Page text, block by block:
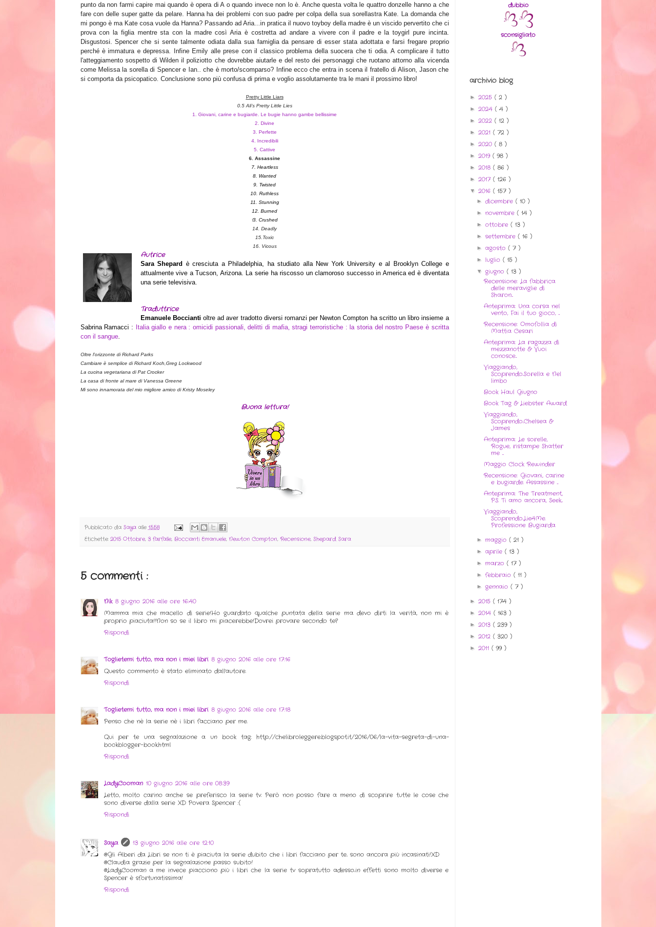
punto da non farmi capire mai quando è opera di A o quando invece non lo è. Anche questa volta le quattro donzelle hanno a che
fare con delle super gatte da pelare. Hanna ha dei problemi con suo padre per colpa della sua sorellastra Kate. La domanda che
mi pongo è ma Kate cosa vuole da Hanna? Passando ad Aria...in pratica il nuovo toyboy della madre è un viscido pervertito che ci
prova con
la figlia mentre sta con la madre così Ariaè costretta ad andare a vivere con il padre e la toygirl pure incinta.
Disgustosi. Spencer che si sente talmente odiata dalla sua famiglia da pensare di esser stataadottata e farsi fregare proprio
perché è immatura e depressa. Infine Emily alle prese con il classico problema della suocera che ti odia. A complicare il tutto
l'atteggiamento sospetto di Wilden il poliziotto che dovrebbe aiutarle e del resto dei personaggi che ruotano attorno alla vicenda
come Melissa la sorella di Spencer e Ian.. che è morto/scomparso? Infine ecco che entra in scena il fratello di Alison, Jason che
si comporta dapsicopatico. Conclusione sono più confusa di prima e voglio assolutamente tra le mani il prossimo libro!
Pretty Little Liars
0.5 Ali's Pretty Little Lies
1. Giovani, carine e bugiarde. Le bugie hanno gambe bellissime
2. Divine
3. Perfette
4. Incredibili
5. Cattive
6. Assassine
7. Heartless
8. Wanted
9. Twisted
10. Ruthless
11. Stunning
12. Burned
13. Crushed
14. Deadly
15.Toxic
16. Vicous
Autrice
Sara Shepard è cresciuta a Philadelphia, ha studiato alla New York University e al Brooklyn College e
attualmente vive a Tucson, Arizona. La serie ha riscosso un clamoroso successo in America ed è diventata
una serie televisiva.
Traduttrice
Emanuele Boccianti oltre ad aver tradotto diversi romanzi per Newton Compton ha scritto un libro insieme a
Sabrina Ramacci :
Italia giallo e nera : omicidi passionali, delitti di mafia, stragi terroristiche : la storia del nostro Paese è scritta
con il sangue.
Oltre l'orizzonte di Richard Parks
Cambiare è semplice di Richard Koch,Greg Lockwood
La cucina vegetariana di Pat Crocker
La casa di fronte al mare di Vanessa Greene
Mi sono innamorata del mio migliore amico di Kristy Moseley
Buona lettura!
Pubblicato da Saya alle 15:58
Etichette: 2015 Ottobre, 3 farfalle, Boccianti Emanuele, Newton Compton, Recensione, Shepard Sara
5 commenti :
Nik 8 giugno 2016 alle ore 16:40
Mamma mia che macello di serie!Ho guardato qualche puntata della serie ma devo dirti la verità, non mi è
proprio piaciuta!!Non so se il libro mi piacerebbe!Dovrei provare secondo te?
Rispondi
Toglietemi tutto, ma non i miei libri 8 giugno 2016 alle ore 17:16
Questo commento è stato eliminato dall'autore.
Rispondi
Toglietemi tutto, ma non i miei libri 8 giugno 2016 alle ore 17:18
Penso che nè la serie nè i libri facciano per me.
Qui per te una segnalazione a un book tag: http://chelibroleggere.blogspot.it/2016/06/la-vita-segreta-di-una-
bookblogger-book.html
Rispondi
LadyCooman 10 giugno 2016 alle ore 08:39
Letto, molto carino anche se preferisco la serie tv. Però non posso fare a meno di scoprire tutte le cose che
sono diverse dalla serie XD Povera Spencer :(
Rispondi
Saya
13 giugno 2016 alle ore 12:10
@Gli Alberi da Libri se non ti è piaciuta la serie dubito che i libri facciano per te.. sono ancora più incasinati!XD
@Claudia grazie per la segnalazione passo subito!
@LadyCooman a me invece piacciono più i libri che la serie tv sopratutto adesso..in effetti sono molto diverse e
Spencer è sfortunatissima!
Rispondi
dubbio
sconsigliato
archivio blog
► 2025 ( 2 )
► 2024 ( 4 )
► 2022 ( 12 )
► 2021 ( 72 )
► 2020 ( 8 )
► 2019 ( 98 )
► 2018 ( 86 )
► 2017 ( 126 )
▼ 2016 ( 157 )
► dicembre ( 10 )
► novembre ( 14 )
► ottobre ( 13 )
► settembre ( 16 )
► agosto ( 7 )
► luglio ( 15 )
▼ giugno ( 13 )
Recensione: La fabbrica
delle meraviglie di
Sharon...
Anteprima: Una corsa nel
vento, Fai il tuo gioco, ...
Recensione: Omofollia di
Mattia Cesari
Anteprima: La ragazza di
mezzanotte & Vuoi
conosce...
Viaggiando,
Scoprendo..Sorella e Nel
limbo
Book Haul Giugno
Book Tag & Liebster Award
Viaggiando,
Scoprendo..Chelsea &
James
Anteprima: Le sorelle,
Rogue, ristampe Shatter
me ...
Maggio Clock Rewinder
Recensione: Giovani, carine
e bugiarde. Assassine ...
Anteprima: The Treatment,
P.S. Ti amo ancora, Seek...
Viaggiando,
Scoprendo..Lie4Me.
Professione Bugiarda
► maggio ( 21 )
► aprile ( 13 )
► marzo ( 17 )
► febbraio ( 11 )
► gennaio ( 7 )
► 2015 ( 174 )
► 2014 ( 163 )
► 2013 ( 239 )
► 2012 ( 320 )
► 2011 ( 99 )